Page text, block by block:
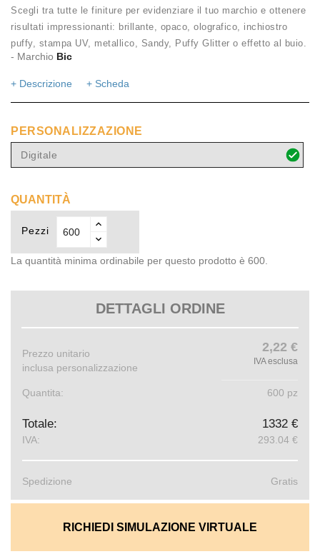
Scegli tra tutte le finiture per evidenziare il tuo marchio e ottenere
risultati impressionanti: brillante, opaco, olografico, inchiostro
puffy, stampa UV, metallico, Sandy, Puffy Glitter o effetto al buio.
- Marchio Bic
+ Descrizione + Scheda
PERSONALIZZAZIONE
Digitale
QUANTITÀ
Pezzi
La quantità minima ordinabile per questo prodotto è 600.
DETTAGLI ORDINE
Prezzo unitario
inclusa personalizzazione
2,22 €
IVA esclusa
Quantita: 600 pz
Totale: 1332 €
IVA: 293.04 €
Spedizione Gratis
RICHIEDI SIMULAZIONE VIRTUALE